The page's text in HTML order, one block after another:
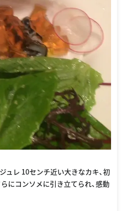
ュレ 10センチ近い大きなカキ、初
にコンソメに引き立てられ、感動